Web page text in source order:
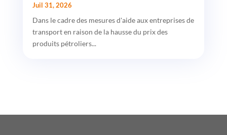
Juil 31, 2026
Dans le cadre des mesures d'aide aux entreprises de
transport en raison de la hausse du prix des
produits pétroliers...